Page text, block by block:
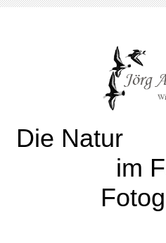
Die
im